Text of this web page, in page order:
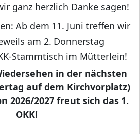
ganz herzlich Danke sagen!
Ab dem 11. Juni treffen wir
am 2. Donnerstag
Stammtisch im Mütterlein!
in der nächsten
auf dem Kirchvorplatz)
2026/2027 freut sich das 1.
OKK!